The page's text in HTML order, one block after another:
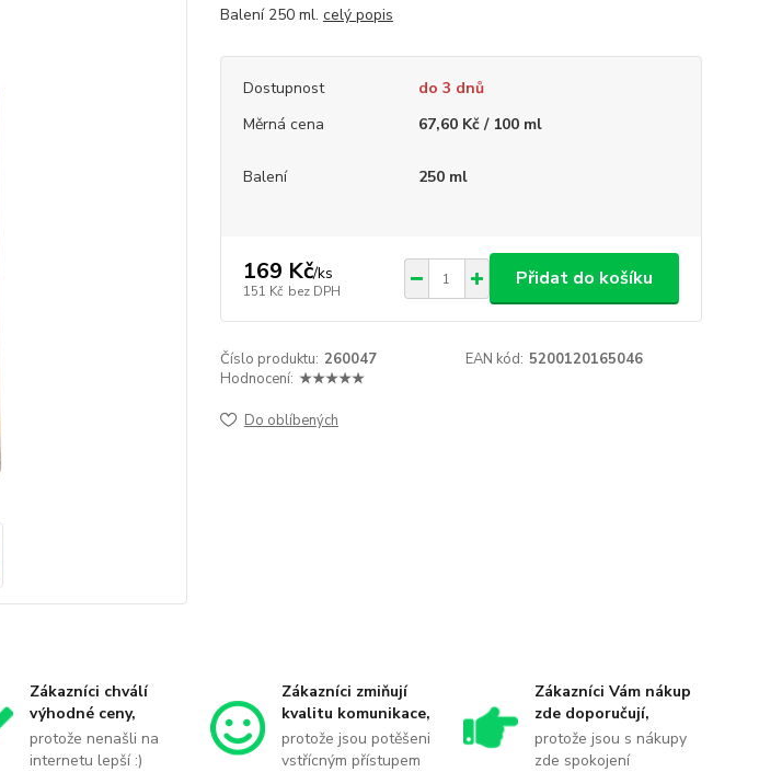
Balení 250 ml. celý popis
Dostupnost
do 3 dnů
Měrná cena
67,60 Kč / 100 ml
Balení 250 ml
169 Kč/ks
151 Kč bez DPH
Přidat do košíku
Číslo produktu: 260047 EAN kód: 5200120165046
Hodnocení: ★★★★★
Do oblíbených
Zákazníci chválí
výhodné ceny,
protože nenašli na
internetu lepší :)
Zákazníci zmiňují
kvalitu komunikace,
protože jsou potěšeni
vstřícným přístupem
Zákazníci Vám nákup
zde doporučují,
protože jsou s nákupy
zde spokojení